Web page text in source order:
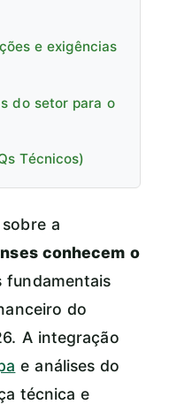
e exigências
do setor para o
Técnicos)
a
conhecem o
fundamentais
do
A integração
e análises do
técnica e